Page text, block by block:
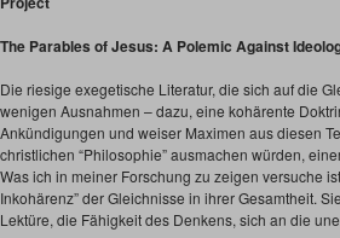
The Parables of Jesus: A Polemic Against
Die riesige exegetische Literatur, die sich auf die
wenigen Ausnahmen – dazu, eine kohärente
Ankündigungen und weiser Maximen aus diesen
christlichen “Philosophie” ausmachen würden,
Was ich in meiner Forschung zu zeigen versuche
Inkohärenz” der Gleichnisse in ihrer Gesamtheit.
Lektüre, die Fähigkeit des Denkens, sich an die